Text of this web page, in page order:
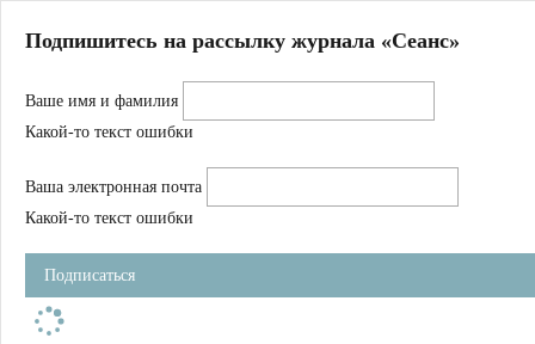
Магазин
Журнал
Школа
Устав
Фильмы
Имена
Тэги
Подпишитесь на рассылку журнала «Сеанс»
Ваше имя и фамилия
Какой-то текст ошибки
Ваша электронная почта
Какой-то текст ошибки
Подписаться